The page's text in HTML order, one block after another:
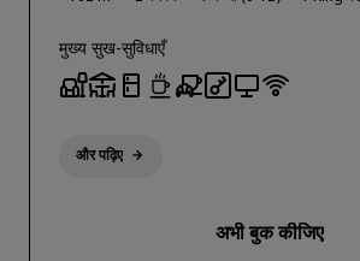
मुख्य सुख-सुविधाएँ
और पढ़िए
अभी बुक कीजिए